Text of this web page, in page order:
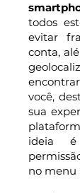
todos
evitar
conta,
você,
sua
ideia
no menu